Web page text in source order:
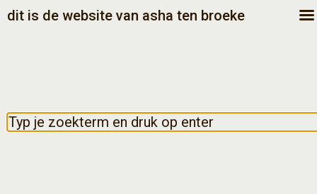
dit is de website van asha ten broeke